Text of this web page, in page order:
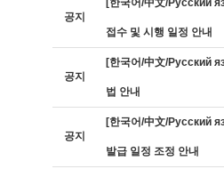
공지
[한국어/中文/Русский
접수 및 시행 일정 안내
공지
[한국어/中文/Русский
법 안내
공지
[한국어/中文/Русский
발급 일정 조정 안내